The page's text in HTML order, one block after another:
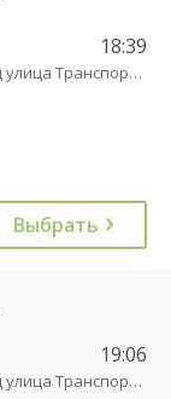
18:39
Калининград улица Транспортая
Выбрать
19:06
Калининград улица Транспортая